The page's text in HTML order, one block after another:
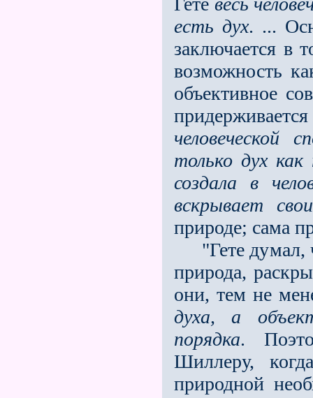
есть дух. ...
заключается в
возможность
объективное
человеческой
только дух
создала в
вскрывает
природе; сама
"Гете думал,
природа,
они, тем не
духа, а
порядка.
Шиллеру,
природной